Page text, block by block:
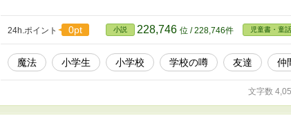
24h.ポイント 0pt 小説 228,746 位 / 228,746件 児童書・童話
魔法 小学生 小学校 学校の噂 友達 仲
文字数